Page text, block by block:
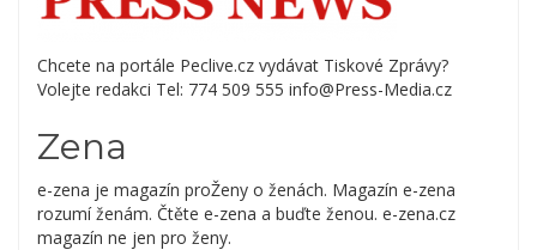
Chcete na portále Peclive.cz vydávat Tiskové Zprávy?
Volejte redakci Tel: 774 509 555 info@Press-Media.cz
Zena
e-zena je magazín proŽeny o ženách. Magazín e-zena
rozumí ženám. Čtěte e-zena a buďte ženou. e-zena.cz
magazín ne jen pro ženy.